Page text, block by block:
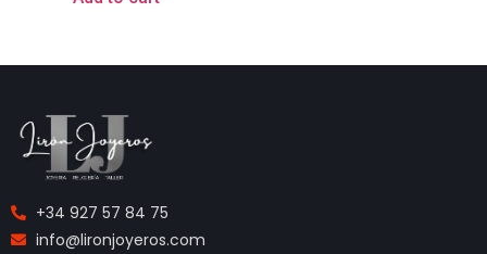
+34 927 57 84 75
info@lironjoyeros.com